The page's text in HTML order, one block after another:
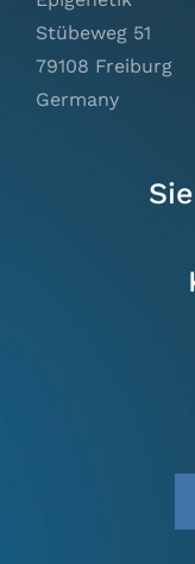
Stübeweg 51
79108 Freiburg
Germany